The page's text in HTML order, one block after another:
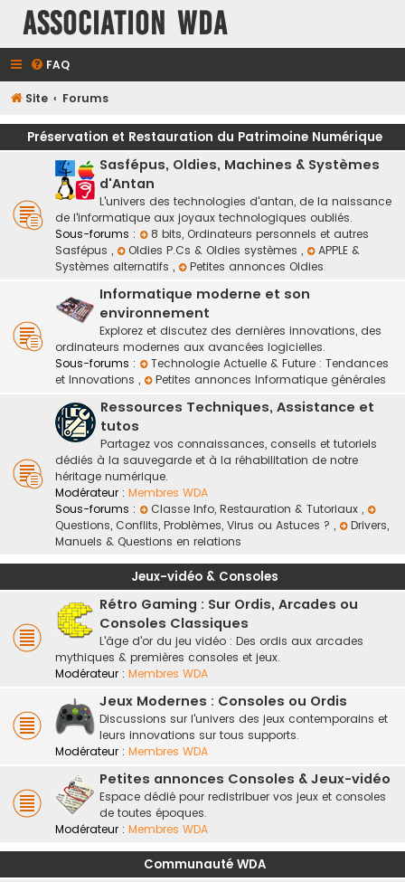
Association WDA
FAQ
Site Forums
Préservation et Restauration du Patrimoine Numérique
Sasfépus, Oldies, Machines & Systèmes
d'Antan
L'univers des technologies d'antan, de la naissance
de l'informatique aux joyaux technologiques oubliés.
Sous-forums :
8 bits, Ordinateurs personnels et autres
Sasfépus , Oldies P.Cs & Oldies systèmes ,
APPLE &
Systèmes alternatifs , Petites annonces Oldies
Informatique moderne et son
environnement
Explorez et discutez des dernières innovations, des
ordinateurs modernes aux avancées logicielles.
Sous-forums :
Technologie Actuelle & Future : Tendances
et Innovations , Petites annonces Informatique générales
Ressources Techniques, Assistance et
tutos
Partagez vos connaissances, conseils et tutoriels
dédiés à la sauvegarde et à la réhabilitation de notre
héritage numérique.
Modérateur : Membres WDA
Sous-forums :
Classe Info, Restauration & Tutoriaux ,
Questions, Conflits, Problèmes, Virus ou Astuces ? ,
Drivers,
Manuels & Questions en relations
Jeux-vidéo & Consoles
Rétro Gaming : Sur Ordis, Arcades ou
Consoles Classiques
L'âge d'or du jeu vidéo : Des ordis aux arcades
mythiques & premières consoles et jeux.
Modérateur : Membres WDA
Jeux Modernes : Consoles ou Ordis
Discussions sur l'univers des jeux contemporains et
leurs innovations sur tous supports.
Modérateur : Membres WDA
Petites annonces Consoles & Jeux-vidéo
Espace dédié pour redistribuer vos jeux et consoles
de toutes époques.
Modérateur : Membres WDA
Communauté WDA